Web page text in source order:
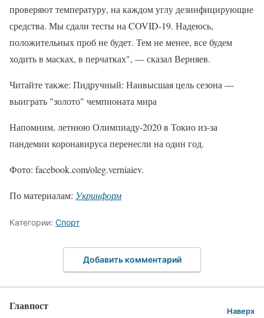
проверяют температуру, на каждом углу дезинфицирующие
средства. Мы сдали тесты на COVID-19. Надеюсь,
положительных проб не будет. Тем не менее, все будем
ходить в масках, в перчатках", — сказал Верняев.
Читайте также: Пидручный: Наивысшая цель сезона —
выиграть "золото" чемпионата мира
Напомним, летнюю Олимпиаду-2020 в Токио из-за
пандемии коронавируса перенесли на один год.
Фото: facebook.com/oleg.verniaiev.
По материалам: Укринформ
Категории: Спорт
Добавить комментарий
Главпост Наверх